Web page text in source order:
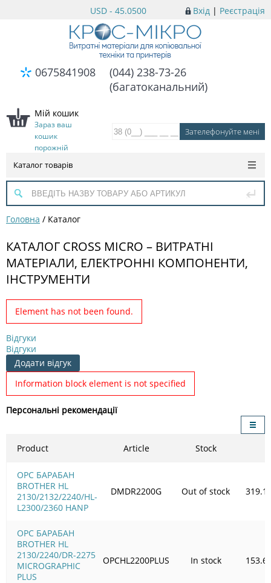
Вхід | Реєстрація
USD - 45.0500
0675841908
(044) 238-73-26
(багатоканальний)
Мій кошик
Зараз ваш
кошик
порожній
Каталог товарів
Головна / Каталог
КАТАЛОГ CROSS MICRO – ВИТРАТНІ
МАТЕРІАЛИ, ЕЛЕКТРОННІ КОМПОНЕНТИ,
ІНСТРУМЕНТИ
Element has not been found.
Відгуки
Відгуки
Додати відгук
Information block element is not specified
Персональні рекомендації
Product
OPC БАРАБАН
BROTHER HL
2130/2132/2240/HL-
L2300/2360 HANP
OPC БАРАБАН
BROTHER HL
2130/2240/DR-2275
MICROGRAPHIC
PLUS
Article Stock
DMDR2200G Out of stock
OPCHL2200PLUS In stock